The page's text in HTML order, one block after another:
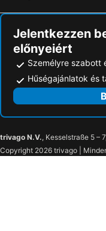
Jelentkezzen
előnyeiért
Személyre szabott
Hűségajánlatok és
trivago N.V., Kesselstraße 5 –
Copyright 2026 trivago |